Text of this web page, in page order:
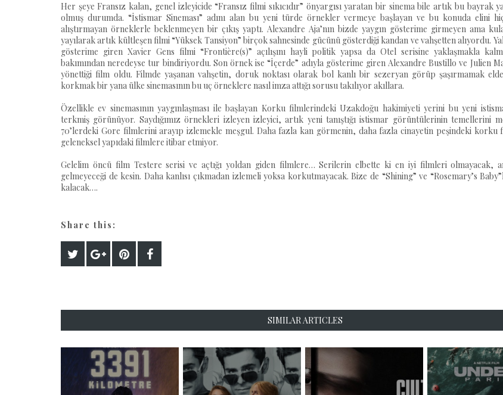
Her şeye Fransız kalan, genel izleyicide “Fransız filmi sıkıcıdır” önyargısı yaratan bir sinema bile artık bu bayrak
olmuş durumda. “İstismar Sineması” adını alan bu yeni türde örnekler vermeye başlayan ve bu konuda elini
alıştırmayan örneklerle beklenmeyen bir çıkış yaptı. Alexandre Aja’nın bizde yaygın gösterime girmeyen ama
yayılarak artık kültleşen filmi “Yüksek Tansiyon” birçok sahnesinde gücünü gösterdiği kandan ve vahşetten alıyordu.
gösterime giren Xavier Gens filmi “Frontière(s)” açılışını hayli politik yapsa da Otel serisine yaklaşmakla
bakımından neredeyse tur bindiriyordu. Son örnek ise “İçerde” adıyla gösterime giren Alexandre Bustillo ve Julien
yönettiği film oldu. Filmde yaşanan vahşetin, doruk noktası olarak bol kanlı bir sezeryan görüp şaşırmamak
korkmak bir yana ülke sinemasının bu uç örneklere nasıl imza attığı sorusu takılıyor akıllara.
Özellikle ev sinemasının yaygınlaşması ile başlayan Korku filmlerindeki Uzakdoğu hakimiyeti yerini bu yeni
terkmiş görünüyor. Saydığımız örnekleri izleyen izleyici, artık yeni tanıştığı istismar görüntülerinin temellerini
70’lerdeki Gore filmlerini arayıp izlemekle meşgul. Daha fazla kan görmenin, daha fazla cinayetin peşindeki korku
geleneksel yapıdaki filmlere itibar etmiyor.
Gelelim öncü film Testere serisi ve açtığı yoldan giden filmlere… Serilerin elbette ki en iyi filmleri olmayacak,
gelmeyeceği de kesin. Daha kanlısı çıkmadan izlemeli yoksa korkutmayacak. Bize de “Shining” ve “Rosemary’s
kalacak….
Share this:
SIMILAR ARTICLES